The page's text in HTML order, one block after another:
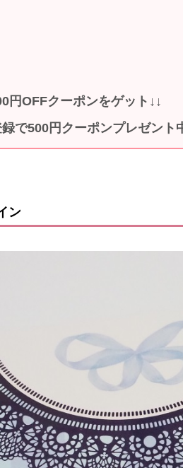
円OFFクーポンをゲット↓↓
で500円クーポンプレゼント
ン